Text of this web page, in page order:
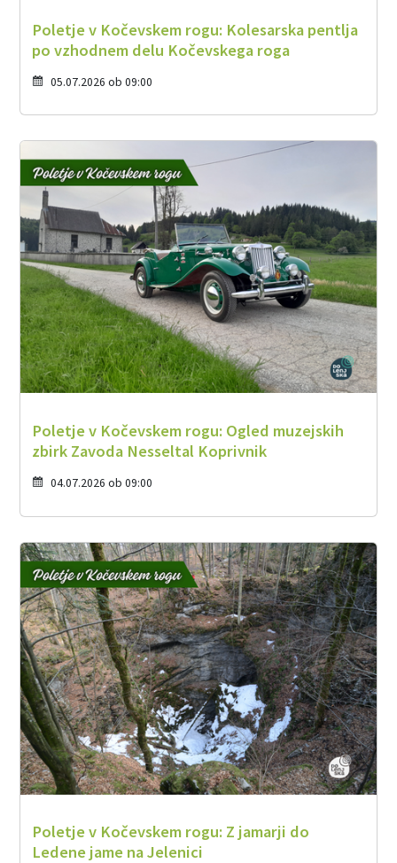
Poletje v Kočevskem rogu: Kolesarska pentlja
po vzhodnem delu Kočevskega roga
05.07.2026 ob 09:00
Poletje v Kočevskem rogu: Ogled muzejskih
zbirk Zavoda Nesseltal Koprivnik
04.07.2026 ob 09:00
Poletje v Kočevskem rogu: Z jamarji do
Ledene jame na Jelenici